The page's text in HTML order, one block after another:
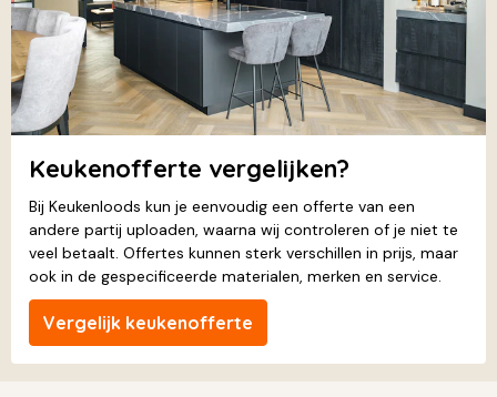
Keukenofferte vergelijken?
Bij Keukenloods kun je eenvoudig een offerte van een
andere partij uploaden, waarna wij controleren of je niet te
veel betaalt. Offertes kunnen sterk verschillen in prijs, maar
ook in de gespecificeerde materialen, merken en service.
Vergelijk keukenofferte